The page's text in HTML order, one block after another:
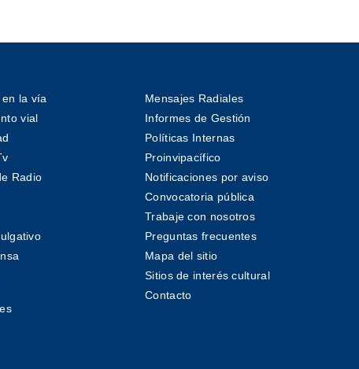
la vía
vial
Radio
Mensajes Radiales
Informes de Gestión
Políticas Internas
Proinvipacífico
Notificaciones por aviso
Convocatoria pública
Trabaje con nosotros
Preguntas frecuentes
Mapa del sitio
Sitios de interés cultural
Contacto